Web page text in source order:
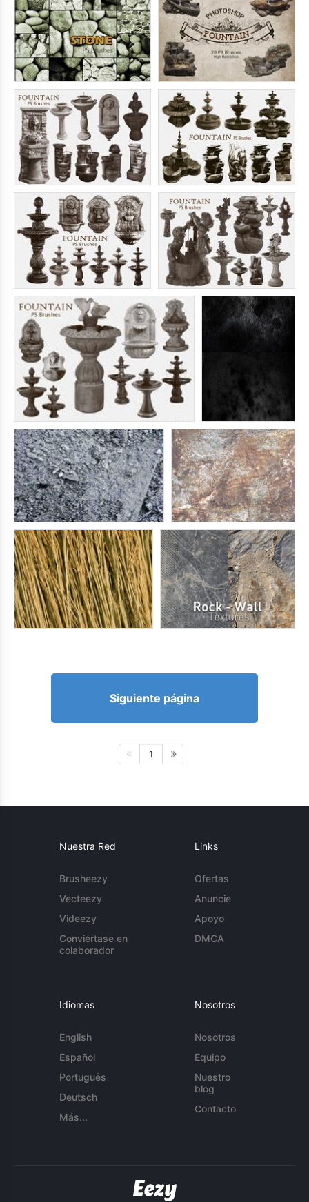
Siguiente página
1
Nuestra Red
Brusheezy
Vecteezy
Videezy
Conviértase en
colaborador
Links
Ofertas
Anuncie
Apoyo
DMCA
Idiomas
English
Español
Português
Deutsch
Más...
Nosotros
Nosotros
Equipo
Nuestro
blog
Contacto